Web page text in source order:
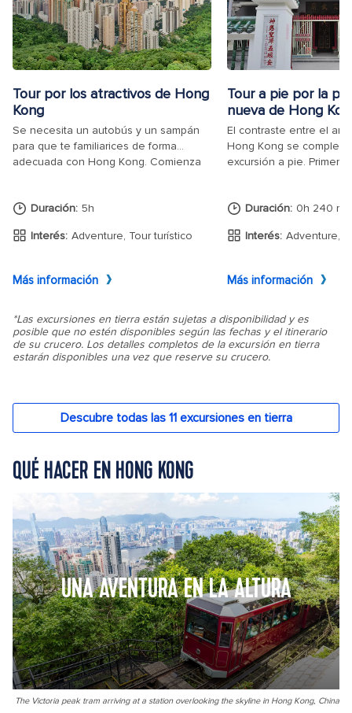
QUÉ HACER EN HONG KONG
UNA AVENTURA EN LA ALTURA
The Victoria peak tram arriving at a station overlooking the skyline in Hong Kong, China